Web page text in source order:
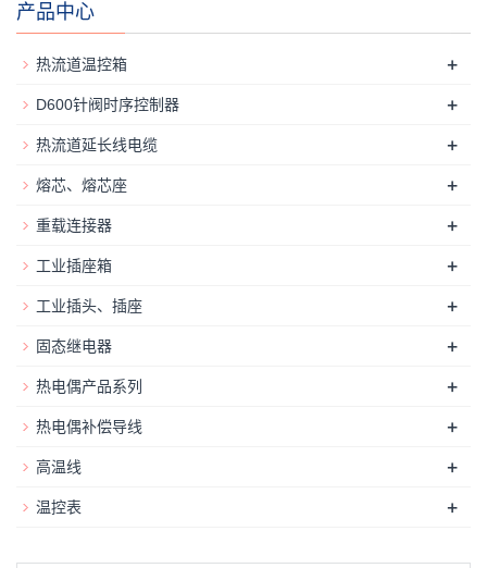
产品中心
热流道温控箱 +
D600针阀时序控制器 +
热流道延长线电缆 +
熔芯、熔芯座 +
重载连接器 +
工业插座箱 +
工业插头、插座 +
固态继电器 +
热电偶产品系列 +
热电偶补偿导线 +
高温线 +
温控表 +